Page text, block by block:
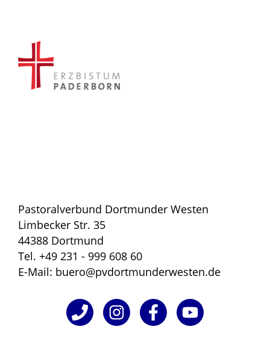
Pastoralverbund Dortmunder Westen
Limbecker Str. 35
44388 Dortmund
Tel. +49 231 - 999 608 60
E-Mail: buero@pvdortmunderwesten.de